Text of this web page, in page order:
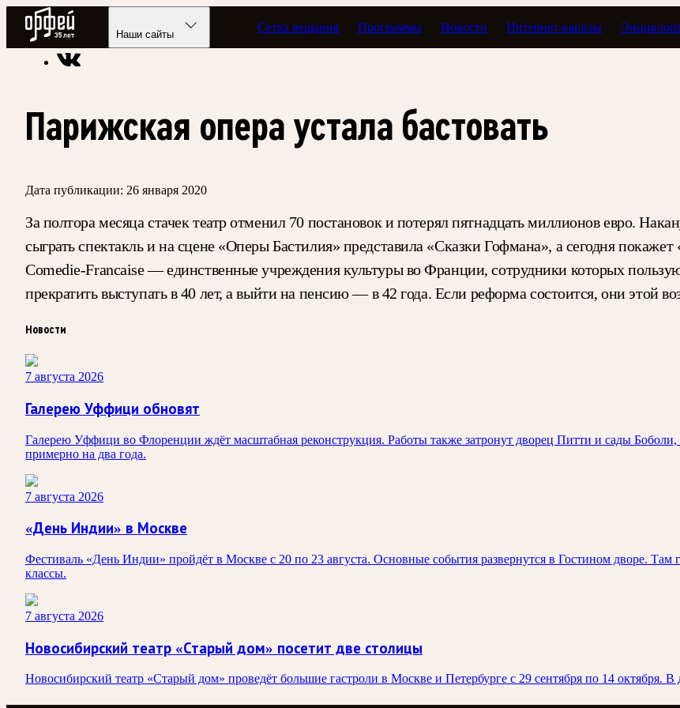
Радио Орфей
Наши сайты
Сетка вещания Программы Новости Интернет-каналы
Радио классической музыки «Орфей» Новости
Парижская опера устала бастовать
Дата публикации: 26 января 2020
За полтора месяца стачек театр отменил 70 постановок и потерял пятнадцать миллионов евро.
сыграть спектакль и на сцене «Оперы Бастилия» представила «Сказки Гофмана», а сегодня
Comedie-Francaise — единственные учреждения культуры во Франции, сотрудники которых
прекратить выступать в 40 лет, а выйти на пенсию — в 42 года. Если реформа состоится, они этой
Новости
7 августа 2026
Галерею Уффици обновят
Галерею Уффици во Флоренции ждёт масштабная реконструкция. Работы также затронут дворец Питти и сады
примерно на два года.
7 августа 2026
«День Индии» в Москве
Фестиваль «День Индии» пройдёт в Москве с 20 по 23 августа. Основные события развернутся в Гостином дворе. Там
классы.
7 августа 2026
Новосибирский театр «Старый дом» посетит две столицы
Новосибирский театр «Старый дом» проведёт большие гастроли в Москве и Петербурге с 29 сентября по 14 октября. В